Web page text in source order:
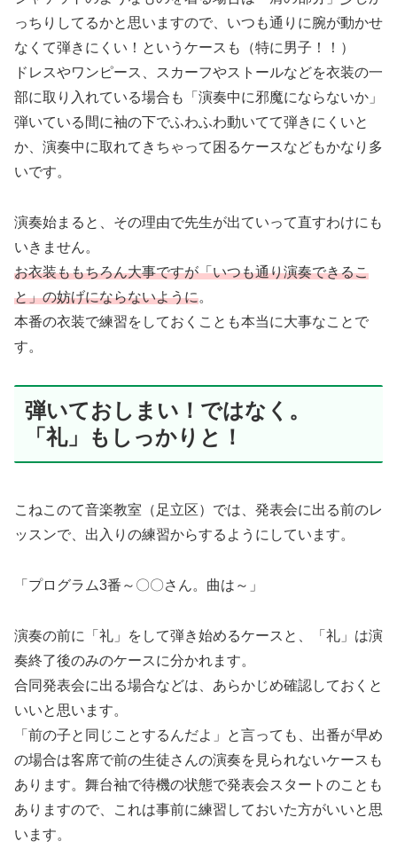
っちりしてるかと思いますので、いつも通りに腕が動かせ
なくて弾きにくい！というケースも（特に男子！！）
ドレスやワンピース、スカーフやストールなどを衣装の一
部に取り入れている場合も「演奏中に邪魔にならないか」
弾いている間に袖の下でふわふわ動いてて弾きにくいと
か、演奏中に取れてきちゃって困るケースなどもかなり多
いです。
演奏始まると、その理由で先生が出ていって直すわけにも
いきません。
お衣装ももちろん大事ですが「いつも通り演奏できるこ
と」の妨げにならないように。
本番の衣装で練習をしておくことも本当に大事なことで
す。
弾いておしまい！ではなく。
「礼」もしっかりと！
こねこのて音楽教室（足立区）では、発表会に出る前のレ
ッスンで、出入りの練習からするようにしています。
「プログラム3番～〇〇さん。曲は～」
演奏の前に「礼」をして弾き始めるケースと、「礼」は演
奏終了後のみのケースに分かれます。
合同発表会に出る場合などは、あらかじめ確認しておくと
いいと思います。
「前の子と同じことするんだよ」と言っても、出番が早め
の場合は客席で前の生徒さんの演奏を見られないケースも
あります。舞台袖で待機の状態で発表会スタートのことも
ありますので、これは事前に練習しておいた方がいいと思
います。